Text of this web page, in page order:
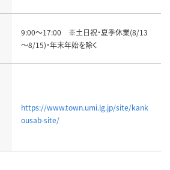
9:00～17:00　※土日祝・夏季休業(8/13
～8/15)・年末年始を除く
https://www.town.umi.lg.jp/site/kank
ousab-site/